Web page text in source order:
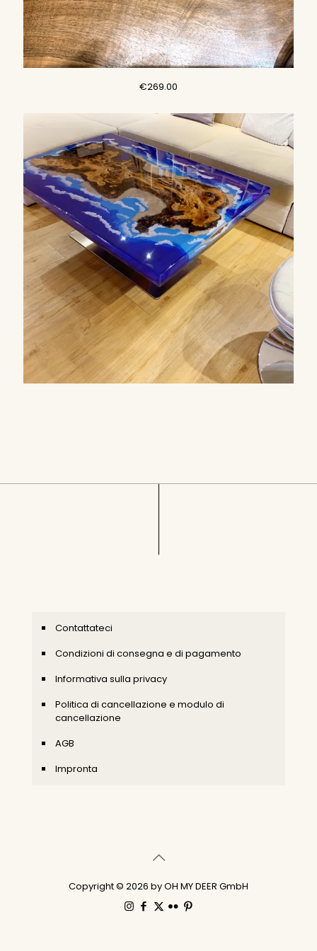
€269.00
Contattateci
Condizioni di consegna e di pagamento
Informativa sulla privacy
Politica di cancellazione e modulo di
cancellazione
AGB
Impronta
Copyright © 2026 by OH MY DEER GmbH